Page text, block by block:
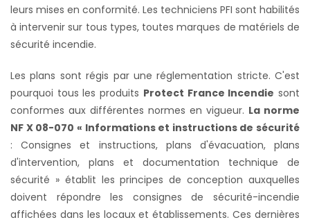
leurs mises en conformité. Les techniciens PFI sont habilités
à intervenir sur tous types, toutes marques de matériels de
sécurité incendie.
Les plans sont régis par une réglementation stricte. C'est
pourquoi tous les produits Protect France Incendie sont
conformes aux différentes normes en vigueur. La norme
NF X 08-070 « Informations et instructions de sécurité
: Consignes et instructions, plans d'évacuation, plans
d'intervention, plans et documentation technique de
sécurité » établit les principes de conception auxquelles
doivent répondre les consignes de sécurité-incendie
affichées dans les locaux et établissements. Ces dernières